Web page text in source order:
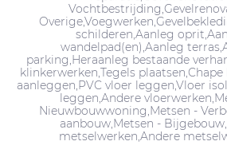
schilderen,Aanleg
wandelpad(en),Aanleg
parking,Heraanleg bestaande
klinkerwerken,Tegels plaatsen,Chape
aanleggen,PVC vloer leggen,Vloer
leggen,Andere
Nieuwbouwwoning,Metsen -
aanbouw,Metsen -
metselwerken,Andere